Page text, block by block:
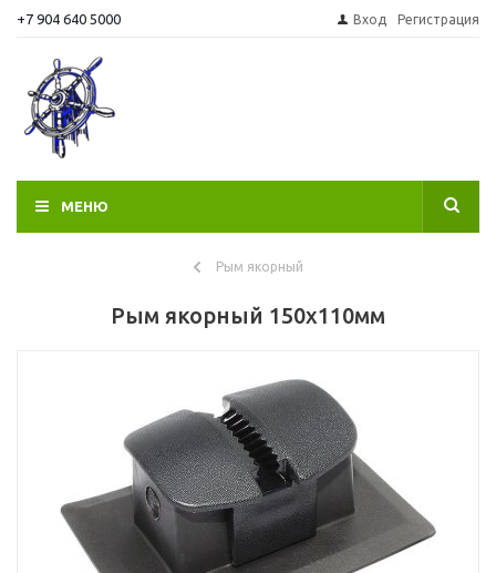
+7 904 640 5000 Вход Регистрация
МЕНЮ
Рым якорный
Рым якорный 150х110мм